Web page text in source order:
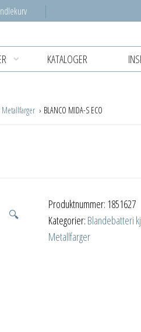
KATALOGER
Metallfarger BLANCO MIDA-S ECO
🔍
Produktnummer: 1851627
Kategorier: Blandebatteri
Metallfarger